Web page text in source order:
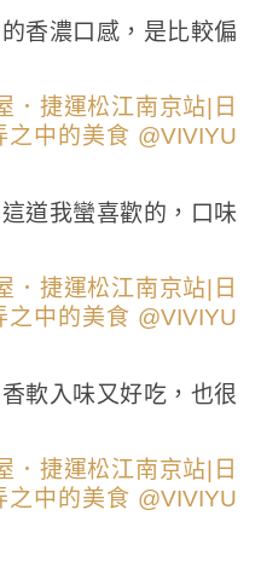
香濃口感，是比較偏
道我蠻喜歡的，口味
軟入味又好吃，也很